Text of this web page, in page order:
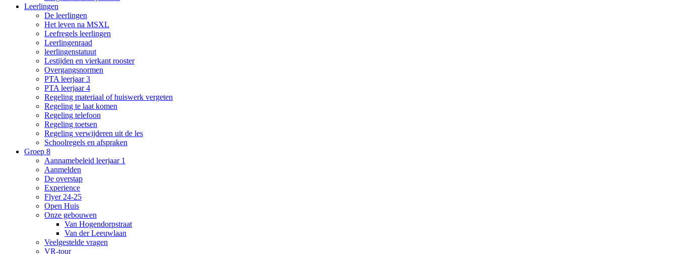
Leerlingen
De leerlingen
Het leven na MSXL
Leefregels leerlingen
Leerlingenraad
leerlingenstatuut
Lestijden en vierkant rooster
Overgangsnormen
PTA leerjaar 3
PTA leerjaar 4
Regeling materiaal of huiswerk vergeten
Regeling te laat komen
Regeling telefoon
Regeling toetsen
Regeling verwijderen uit de les
Schoolregels en afspraken
Groep 8
Aannamebeleid leerjaar 1
Aanmelden
De overstap
Experience
Flyer 24-25
Open Huis
Onze gebouwen
Van Hogendorpstraat
Van der Leeuwlaan
Veelgestelde vragen
VR-tour